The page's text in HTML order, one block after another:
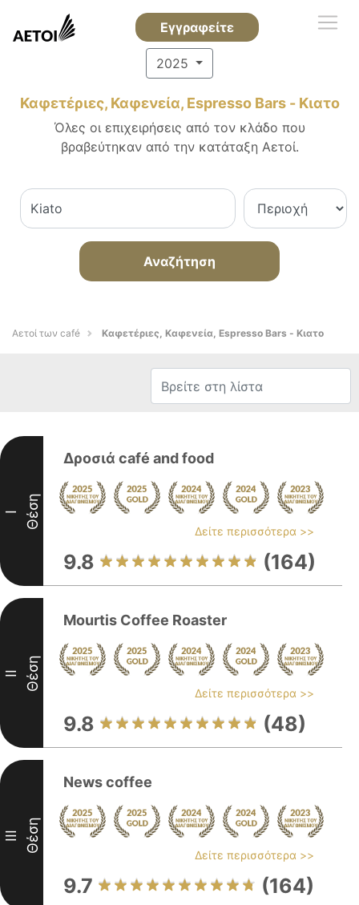
Εγγραφείτε
2025
Καφετέριες, Καφενεία, Espresso Bars - Κιατο
Όλες οι επιχειρήσεις από τον κλάδο που
βραβεύτηκαν από την κατάταξη Αετοί.
Αναζήτηση
Αετοί των café Καφετέριες, Καφενεία, Espresso Bars - Κιατο
I Θέση
Δροσιά café and food
Δείτε περισσότερα >>
9.8 (164)
II Θέση
Mourtis Coffee Roaster
Δείτε περισσότερα >>
9.8 (48)
III Θέση
News coffee
Δείτε περισσότερα >>
9.7 (164)